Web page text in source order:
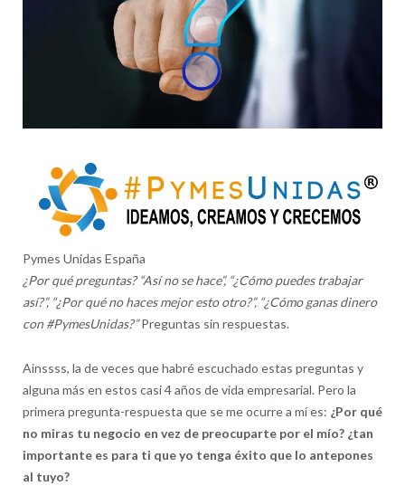
Pymes Unidas España
¿Por qué preguntas? “Así no se hace”, “¿Cómo puedes trabajar
así?”, “¿Por qué no haces mejor esto otro?”, “¿Cómo ganas dinero
con #PymesUnidas?”Preguntas sin respuestas.
Ainssss, la de veces que habré escuchado estas preguntas y
alguna más en estos casi 4 años de vida empresarial. Pero la
primera pregunta-respuesta que se me ocurre a mí es: ¿Por qué
no miras tu negocio en vez de preocuparte por el mío? ¿tan
importante es para ti que yo tenga éxito que lo antepones
al tuyo?